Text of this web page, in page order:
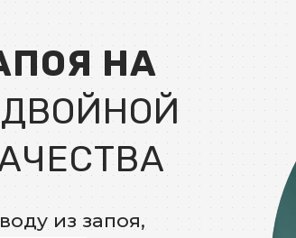
База
НА
из запоя,